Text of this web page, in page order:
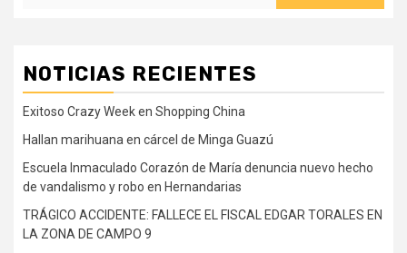
NOTICIAS RECIENTES
Exitoso Crazy Week en Shopping China
Hallan marihuana en cárcel de Minga Guazú
Escuela Inmaculado Corazón de María denuncia nuevo hecho
de vandalismo y robo en Hernandarias
TRÁGICO ACCIDENTE: FALLECE EL FISCAL EDGAR TORALES EN
LA ZONA DE CAMPO 9